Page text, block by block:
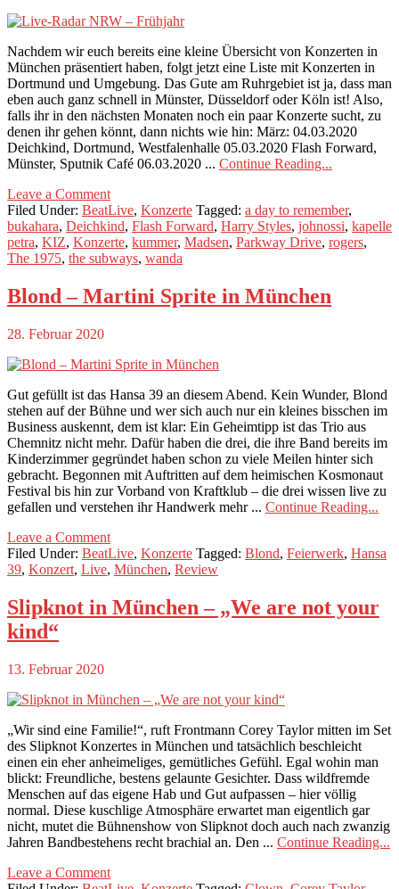
Nachdem wir euch bereits eine kleine Übersicht von Konzerten in
München präsentiert haben, folgt jetzt eine Liste mit Konzerten in
Dortmund und Umgebung. Das Gute am Ruhrgebiet ist ja, dass man
eben auch ganz schnell in Münster, Düsseldorf oder Köln ist! Also,
falls ihr in den nächsten Monaten noch ein paar Konzerte sucht, zu
denen ihr gehen könnt, dann nichts wie hin: März: 04.03.2020
Deichkind, Dortmund, Westfalenhalle 05.03.2020 Flash Forward,
Münster, Sputnik Café 06.03.2020 ... Continue Reading...
Leave a Comment
Filed Under: BeatLive, Konzerte Tagged: a day to remember,
bukahara, Deichkind, Flash Forward, Harry Styles, johnossi, kapelle
petra, KIZ, Konzerte, kummer, Madsen, Parkway Drive, rogers,
The 1975, the subways, wanda
Blond – Martini Sprite in München
28. Februar 2020
Gut gefüllt ist das Hansa 39 an diesem Abend. Kein Wunder, Blond
stehen auf der Bühne und wer sich auch nur ein kleines bisschen im
Business auskennt, dem ist klar: Ein Geheimtipp ist das Trio aus
Chemnitz nicht mehr. Dafür haben die drei, die ihre Band bereits im
Kinderzimmer gegründet haben schon zu viele Meilen hinter sich
gebracht. Begonnen mit Auftritten auf dem heimischen Kosmonaut
Festival bis hin zur Vorband von Kraftklub – die drei wissen live zu
gefallen und verstehen ihr Handwerk mehr ... Continue Reading...
Leave a Comment
Filed Under: BeatLive, Konzerte Tagged: Blond, Feierwerk, Hansa
39, Konzert, Live, München, Review
Slipknot in München – „We are not your
kind“
13. Februar 2020
„Wir sind eine Familie!“, ruft Frontmann Corey Taylor mitten im Set
des Slipknot Konzertes in München und tatsächlich beschleicht
einen ein eher anheimeliges, gemütliches Gefühl. Egal wohin man
blickt: Freundliche, bestens gelaunte Gesichter. Dass wildfremde
Menschen auf das eigene Hab und Gut aufpassen – hier völlig
normal. Diese kuschlige Atmosphäre erwartet man eigentlich gar
nicht, mutet die Bühnenshow von Slipknot doch auch nach zwanzig
Jahren Bandbestehens recht brachial an. Den ... Continue Reading...
Leave a Comment